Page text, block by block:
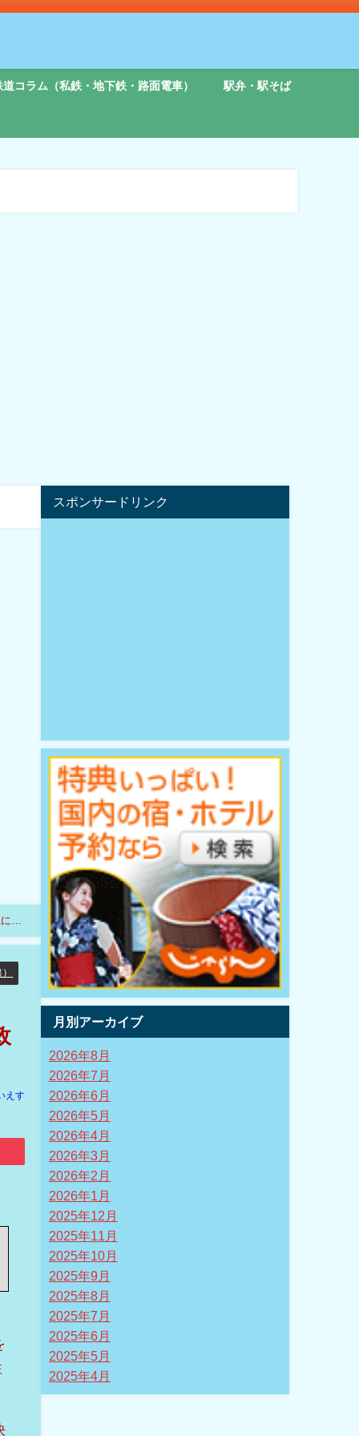
道コラム（私鉄・地下鉄・路面電車） 駅弁・駅そば
提
えす
スポンサードリンク
月別アーカイブ
2026年8月
2026年7月
2026年6月
2026年5月
2026年4月
2026年3月
2026年2月
2026年1月
2025年12月
2025年11月
2025年10月
2025年9月
2025年8月
2025年7月
2025年6月
2025年5月
2025年4月